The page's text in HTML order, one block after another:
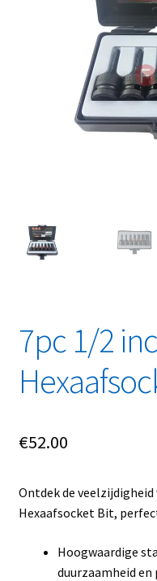
Klantenservice
Linkpartners
My account
Privacybeleid
Videos
Winkelwagen
7pc 1/2
€52.00
Ontdek de
Hexaafsocket Bit,
Hoogwaardige
duurzaamheid